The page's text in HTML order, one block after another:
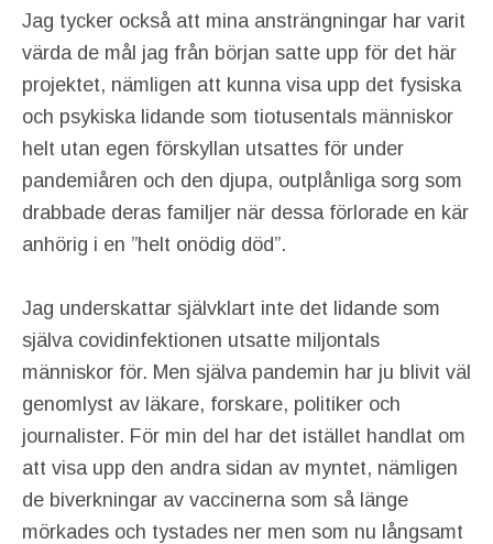
Jag tycker också att mina ansträngningar har varit
värda de mål jag från början satte upp för det här
projektet, nämligen att kunna visa upp det fysiska
och psykiska lidande som tiotusentals människor
helt utan egen förskyllan utsattes för under
pandemiåren och den djupa, outplånliga sorg som
drabbade deras familjer när dessa förlorade en kär
anhörig i en ”helt onödig död”.
Jag underskattar självklart inte det lidande som
själva covidinfektionen utsatte miljontals
människor för. Men själva pandemin har ju blivit väl
genomlyst av läkare, forskare, politiker och
journalister. För min del har det istället handlat om
att visa upp den andra sidan av myntet, nämligen
de biverkningar av vaccinerna som så länge
mörkades och tystades ner men som nu långsamt